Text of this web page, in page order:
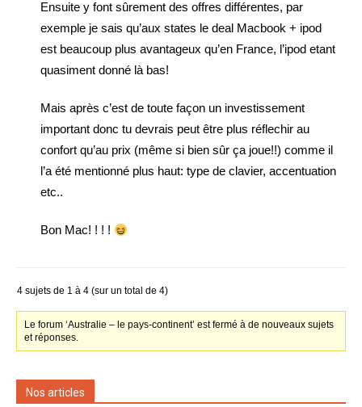
Ensuite y font sûrement des offres différentes, par
exemple je sais qu’aux states le deal Macbook + ipod
est beaucoup plus avantageux qu’en France, l’ipod etant
quasiment donné là bas!
Mais après c’est de toute façon un investissement
important donc tu devrais peut être plus réflechir au
confort qu’au prix (même si bien sûr ça joue!!) comme il
l’a été mentionné plus haut: type de clavier, accentuation
etc..
Bon Mac! ! ! !
4 sujets de 1 à 4 (sur un total de 4)
Le forum ‘Australie – le pays-continent’ est fermé à de nouveaux sujets
et réponses.
Nos articles